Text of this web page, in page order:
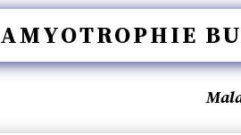
AMYOTROPHIE